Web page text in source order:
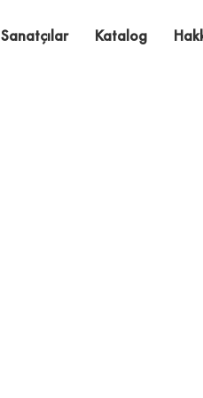
Sanatçılar Katalog